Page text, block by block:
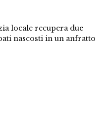
locale recupera due
nascosti in un anfratto